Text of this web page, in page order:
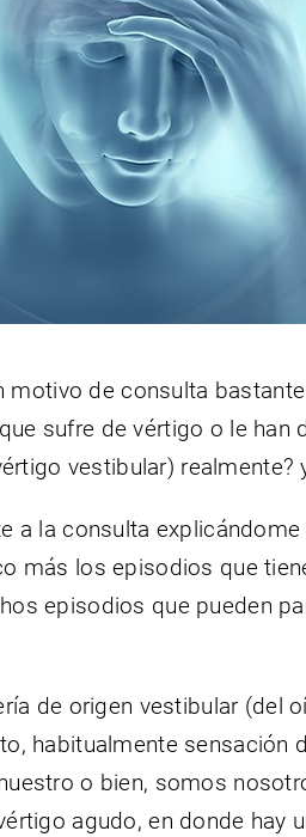
motivo de consulta
sufre de vértigo o le han
vestibular)
a la consulta
más los episodios que
episodios que pueden
de origen vestibular (del
habitualmente sensación
o bien, somos
agudo, en donde hay